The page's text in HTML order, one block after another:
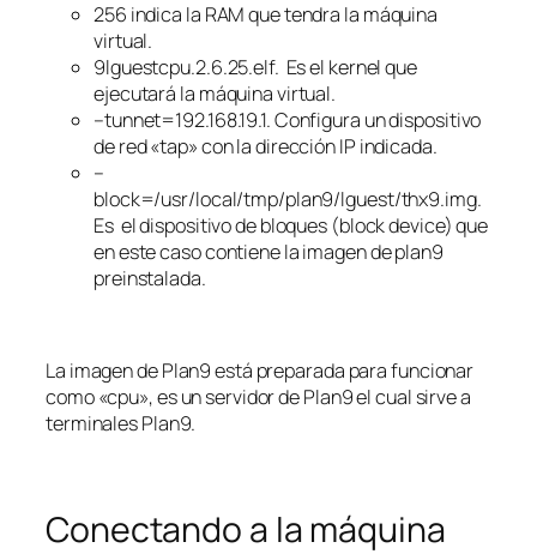
256 indica la RAM que tendra la máquina
virtual.
9lguestcpu.2.6.25.elf. Es el kernel que
ejecutará la máquina virtual.
–tunnet=192.168.19.1. Configura un dispositivo
de red «tap» con la dirección IP indicada.
–
block=/usr/local/tmp/plan9/lguest/thx9.img.
Es el dispositivo de bloques (block device) que
en este caso contiene la imagen de plan9
preinstalada.
La imagen de Plan9 está preparada para funcionar
como «cpu», es un servidor de Plan9 el cual sirve a
terminales Plan9.
Conectando a la máquina